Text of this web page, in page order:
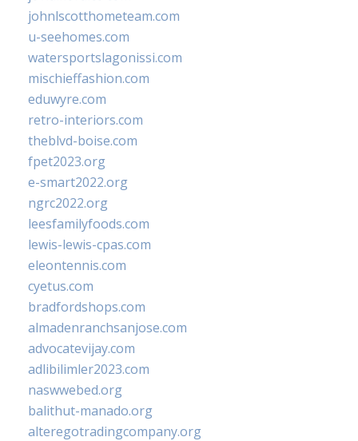
johnlscotthometeam.com
u-seehomes.com
watersportslagonissi.com
mischieffashion.com
eduwyre.com
retro-interiors.com
theblvd-boise.com
fpet2023.org
e-smart2022.org
ngrc2022.org
leesfamilyfoods.com
lewis-lewis-cpas.com
eleontennis.com
cyetus.com
bradfordshops.com
almadenranchsanjose.com
advocatevijay.com
adlibilimler2023.com
naswwebed.org
balithut-manado.org
alteregotradingcompany.org